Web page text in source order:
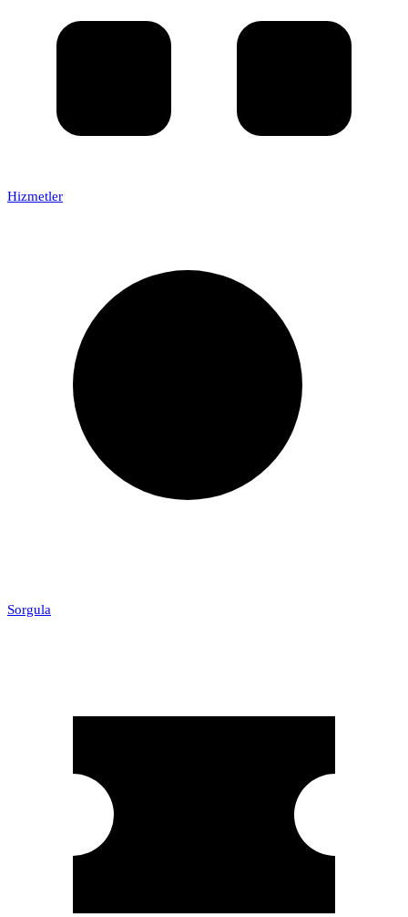
Hizmetler
Sorgula